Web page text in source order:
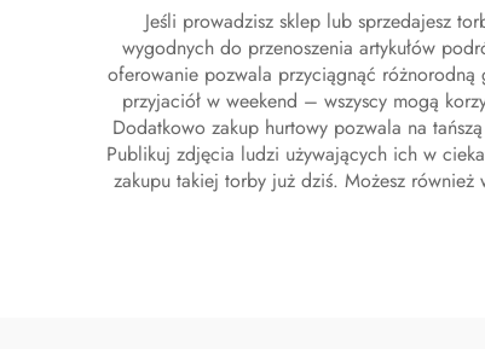
Jeśli prowadzisz sklep lub sprzedajesz
wygodnych do przenoszenia artykułów
oferowanie pozwala przyciągnąć
przyjaciół w weekend – wszyscy mogą
Dodatkowo zakup hurtowy pozwala na
Publikuj zdjęcia ludzi używających ich w
zakupu takiej torby już dziś. Możesz